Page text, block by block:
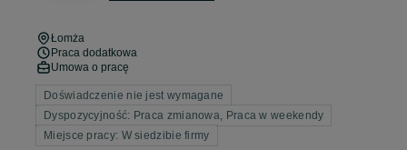
Łomża
Praca dodatkowa
Umowa o pracę
Doświadczenie nie jest wymagane
Dyspozycyjność: Praca zmianowa, Praca w weekendy
Miejsce pracy: W siedzibie firmy